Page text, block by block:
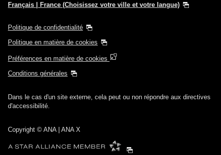
Français | France (Choisissez votre ville et votre langue)
Politique de confidentialité
Politique en matière de cookies
Préférences en matière de cookies
Conditions générales
Dans le cas d'un site externe, cela peut ou non répondre aux directives
d'accessibilité.
Copyright © ANA | ANA X